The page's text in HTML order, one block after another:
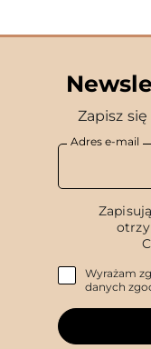
Zapisz
Adres e-mail
Wyrażam
danych